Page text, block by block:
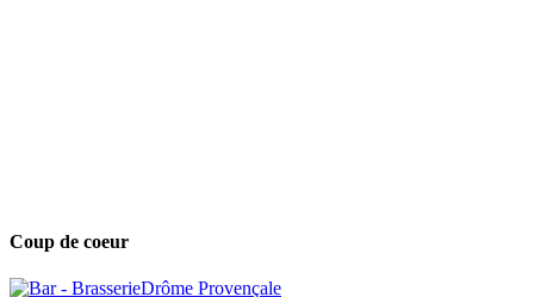
Coup de coeur